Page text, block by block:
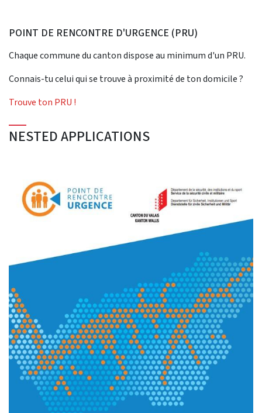
POINT DE RENCONTRE D'URGENCE (PRU)
Chaque commune du canton dispose au minimum d'un PRU.
Connais-tu celui qui se trouve à proximité de ton domicile ?
Trouve ton PRU !
NESTED APPLICATIONS